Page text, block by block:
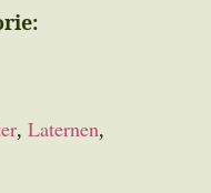
, Laternen,